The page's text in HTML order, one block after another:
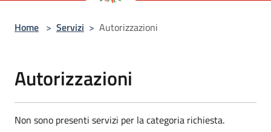
Home > Servizi > Autorizzazioni
Autorizzazioni
Non sono presenti servizi per la categoria richiesta.